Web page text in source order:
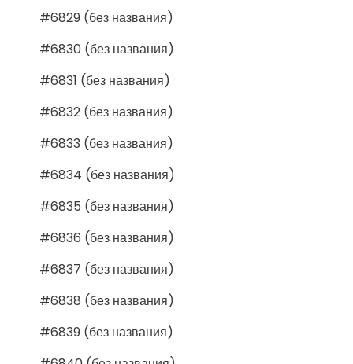
#6829 (без названия)
#6830 (без названия)
#6831 (без названия)
#6832 (без названия)
#6833 (без названия)
#6834 (без названия)
#6835 (без названия)
#6836 (без названия)
#6837 (без названия)
#6838 (без названия)
#6839 (без названия)